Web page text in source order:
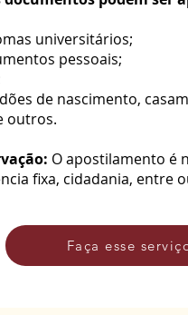
universitários;
pessoais;
de nascimento,
outros.
O apostilamento é
fixa, cidadania, entre
Faça esse